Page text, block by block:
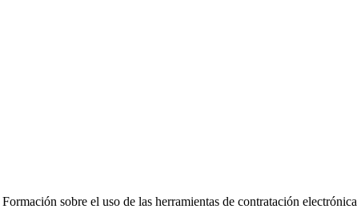
sobre el uso de las herramientas de contratación electrónica